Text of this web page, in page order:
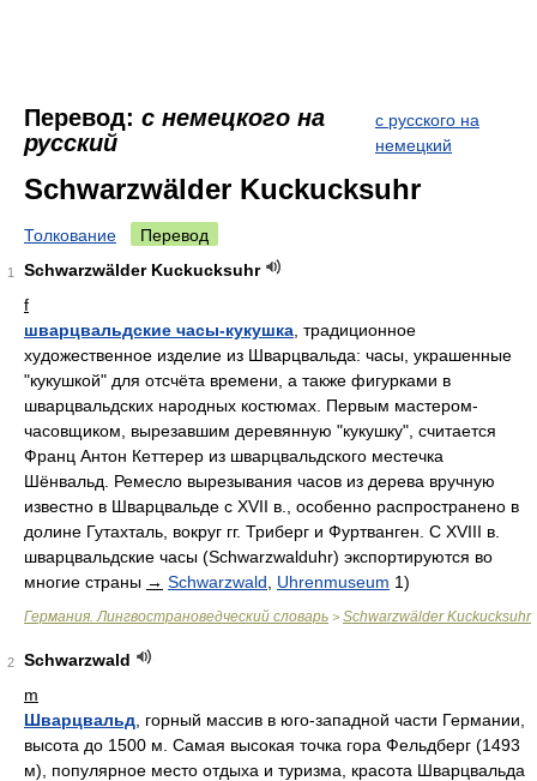
Перевод: с немецкого на
русский
с русского на
немецкий
Schwarzwälder Kuckucksuhr
Толкование Перевод
1
Schwarzwälder Kuckucksuhr
f
шварцвальдские часы-кукушка , традиционное
художественное изделие из Шварцвальда: часы, украшенные
"кукушкой" для отсчёта времени, а также фигурками в
шварцвальдских народных костюмах. Первым мастером-
часовщиком, вырезавшим деревянную "кукушку", считается
Франц Антон Кеттерер из шварцвальдского местечка
Шёнвальд. Ремесло вырезывания часов из дерева вручную
известно в Шварцвальде с XVII в., особенно распространено в
долине Гутахталь, вокруг гг. Триберг и Фуртванген. С XVIII в.
шварцвальдские часы (Schwarzwalduhr) экспортируются во
многие страны → Schwarzwald Uhrenmuseum 1)
Германия. Лингвострановедческий словарь > Schwarzwälder Kuckucksuhr
2
Schwarzwald
m
Шварцвальд , горный массив в юго-западной части Германии,
высота до 1500 м. Самая высокая точка гора Фельдберг (1493
м), популярное место отдыха и туризма, красота Шварцвальда